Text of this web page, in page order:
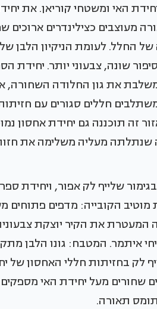
האי ומשטחי קוריאן. את
מעוצבים כצילינדרים ארוכים
החלל. לעומת הניקיון הלבן של
שונה, צבעוני יותר. יחידת
את גון החלודה השחורה,
חללים סגורים עם
זה תוכננה גם יחידת אחסון
שנתלתה מעליה משלימה את
שלייף לק אפור, ויחידת
הקובייה: מדפים פתוחים
המעטרת את הקיר יוצקת
איתמר. המטבח: גונו הלבן
לק בחזיתות חללי האחסון של
שחורים מעל יחידת האי
תאורה.